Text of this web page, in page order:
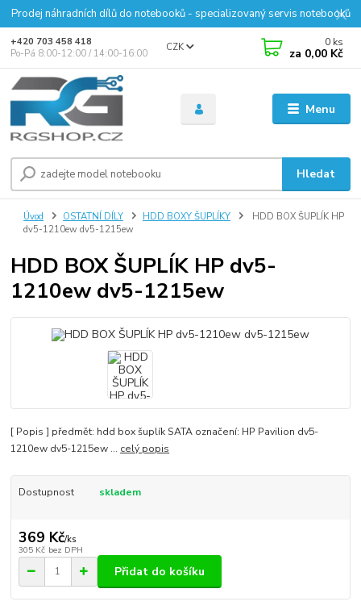
Prodej náhradních dílů do notebooků - specializovaný servis notebooků
Menu
CZK
Hledat
+420 703 458 418
Po-Pá 8:00-12:00 / 14:00-16:00
0 ks
za 0,00 Kč
Úvod OSTATNÍ DÍLY HDD BOXY ŠUPLÍKY
HDD BOX ŠUPLÍK HP
dv5-1210ew dv5-1215ew
HDD BOX ŠUPLÍK HP dv5-
1210ew dv5-1215ew
[ Popis ] předmět: hdd box šuplík SATA označení: HP Pavilion dv5-
1210ew dv5-1215ew ... celý popis
Dostupnost skladem
369 Kč/ks
305 Kč bez DPH
Přidat do košíku